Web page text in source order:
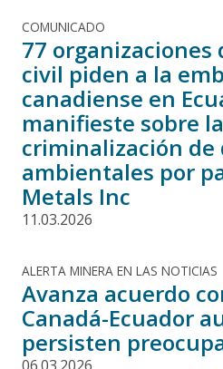
COMUNICADO
77 organizaciones
civil piden a la
canadiense en
manifieste sobre la
criminalización de
ambientales por
Metals Inc
11.03.2026
ALERTA MINERA EN LAS NOTICIAS
Avanza acuerdo
Canadá-Ecuador
persisten
06.03.2026